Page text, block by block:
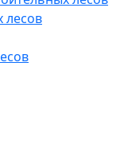
лесов